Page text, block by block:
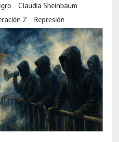
Claudia Sheinbaum
Z Represión